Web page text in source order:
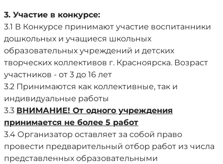
3. Участие в конкурсе:
3.1 В Конкурсе принимают участие воспитанники
дошкольных и учащиеся школьных
образовательных учреждений и детских
творческих коллективов г. Красноярска. Возраст
участников - от 3 до 16 лет
3.2 Принимаются как коллективные, так и
индивидуальные работы
3.3 ВНИМАНИЕ! От одного учреждения
принимается не более 5 работ
3.4 Организатор оставляет за собой право
провести предварительный отбор работ из числа
представленных образовательными